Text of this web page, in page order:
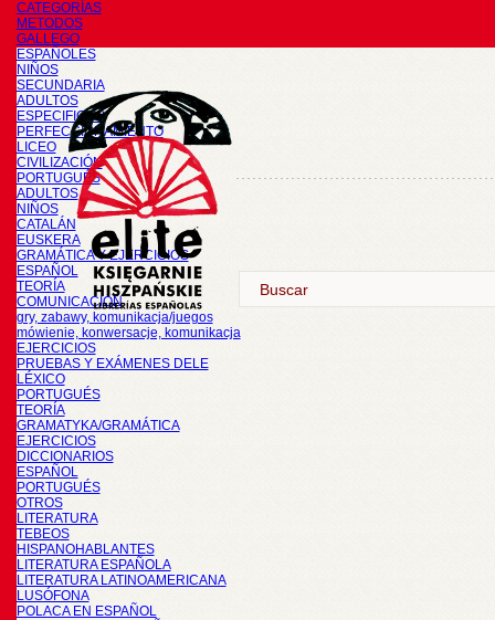
CATEGORÍAS
METODOS
GALLEGO
ESPAÑOLES
NIÑOS
SECUNDARIA
ADULTOS
ESPECIFICOS
PERFECCIONAMIENTO
LICEO
CIVILIZACIÓN
PORTUGUÉS
ADULTOS
NIÑOS
CATALÁN
EUSKERA
GRAMÁTICA Y EJERCICIOS
ESPAÑOL
TEORÍA
COMUNICACIÓN
gry, zabawy, komunikacja/juegos
mówienie, konwersacje, komunikacja
EJERCICIOS
PRUEBAS Y EXÁMENES DELE
LÉXICO
PORTUGUÉS
TEORÍA
GRAMATYKA/GRAMÁTICA
EJERCICIOS
DICCIONARIOS
ESPAÑOL
PORTUGUÉS
OTROS
LITERATURA
TEBEOS
HISPANOHABLANTES
LITERATURA ESPAÑOLA
LITERATURA LATINOAMERICANA
LUSÓFONA
POLACA EN ESPAÑOL